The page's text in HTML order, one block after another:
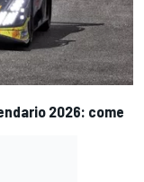
2026: come